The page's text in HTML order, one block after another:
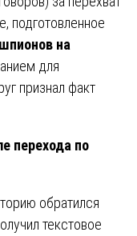
подготовленное
на
для
признал факт
перехода по
обратился
текстовое